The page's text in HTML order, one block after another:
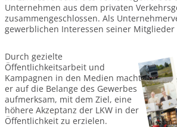
Unternehmen aus dem privaten
zusammengeschlossen. Als
gewerblichen Interessen seiner Mitglieder
Durch gezielte
Öffentlichkeitsarbeit und
Kampagnen in den Medien macht
er auf die Belange des Gewerbes
aufmerksam, mit dem Ziel, eine
höhere Akzeptanz der LKW in der
Öffentlichkeit zu erzielen.